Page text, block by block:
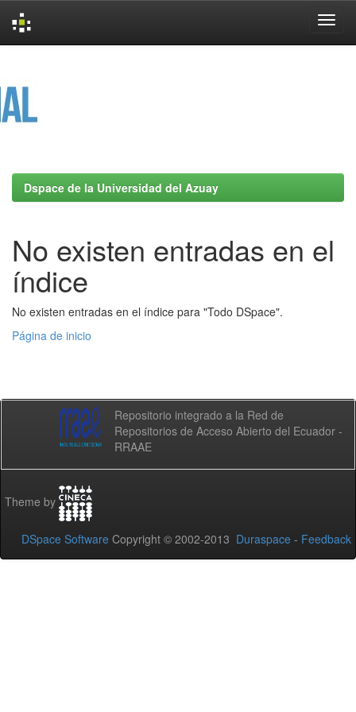
Dspace de la Universidad del Azuay
No existen entradas en el
índice
No existen entradas en el índice para "Todo DSpace".
Página de inicio
Repositorio integrado a la Red de
Repositorios de Acceso Abierto del Ecuador -
RRAAE
Theme by
DSpace Software Copyright © 2002-2013 Duraspace - Feedback